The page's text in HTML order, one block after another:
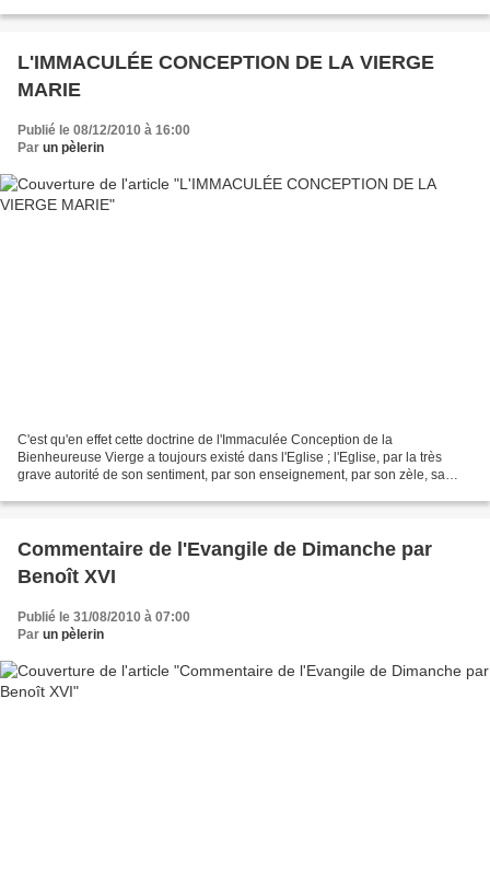
L'IMMACULÉE CONCEPTION DE LA VIERGE
MARIE
Publié le 08/12/2010 à 16:00
Par un pèlerin
C'est qu'en effet cette doctrine de l'Immaculée Conception de la
Bienheureuse Vierge a toujours existé dans l'Eglise ; l'Eglise, par la très
grave autorité de son sentiment, par son enseignement, par son zèle, sa
Commentaire de l'Evangile de Dimanche par
Benoît XVI
Publié le 31/08/2010 à 07:00
Par un pèlerin